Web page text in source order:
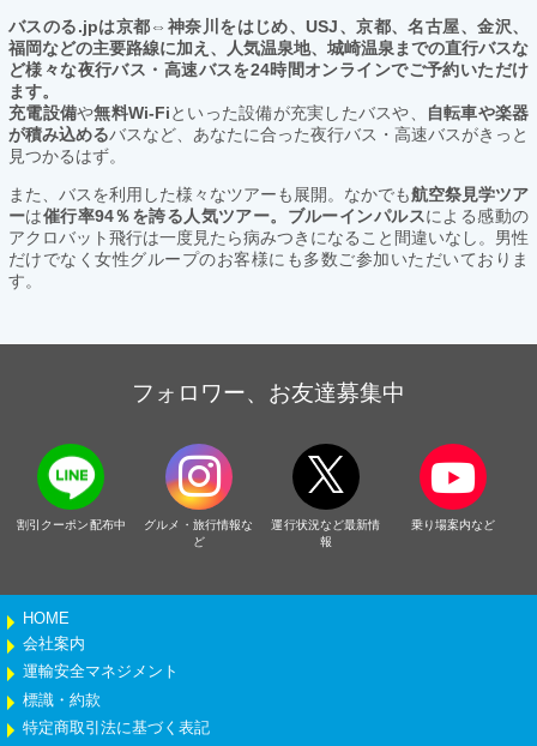
バスのる.jpは京都⇔神奈川をはじめ、USJ、京都、名古屋、金沢、
福岡などの主要路線に加え、人気温泉地、城崎温泉までの直行バスな
ど様々な夜行バス・高速バスを24時間オンラインでご予約いただけ
ます。
充電設備や無料Wi-Fiといった設備が充実したバスや、
自転車や楽器
が積み込めるバスなど、あなたに合った夜行バス・高速バスがきっと
見つかるはず。
また、バスを利用した様々なツアーも展開。なかでも航空祭見学ツア
ーは催行率94％を誇る人気ツアー。ブルーインパルスによる感動の
アクロバット飛行は一度見たら病みつきになること間違いなし。男性
だけでなく女性グループのお客様にも多数ご参加いただいておりま
す。
フォロワー、お友達募集中
割引クーポン配布中
グルメ・旅行情報な
ど
運行状況など最新情
報
乗り場案内など
HOME
会社案内
運輸安全マネジメント
標識・約款
特定商取引法に基づく表記